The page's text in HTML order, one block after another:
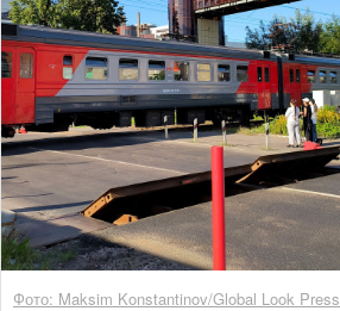
Фото: Maksim Konstantinov/Global Look Press